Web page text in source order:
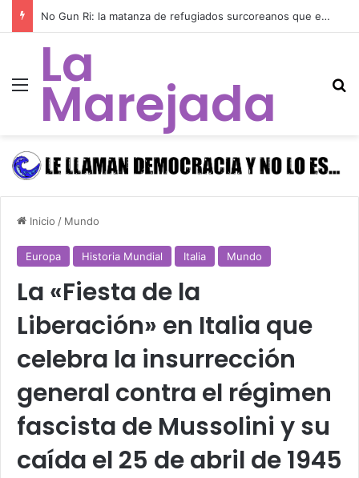
No Gun Ri: la matanza de refugiados surcoreanos que el gobierno de Estados Unidos ocultó durante 49 años para sostener a su régimen títere en Corea
MenúLa
Marejada
Inicio / Mundo
Europa Historia Mundial Italia Mundo
La «Fiesta de la
Liberación» en Italia que
celebra la insurrección
general contra el régimen
fascista de Mussolini y su
caída el 25 de abril de 1945